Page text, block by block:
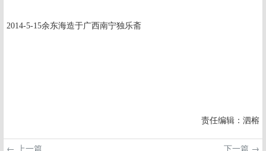
2014-5-15余东海造于广西南宁独乐斋
责任编辑：泗榕
← 上一篇 下一篇 →